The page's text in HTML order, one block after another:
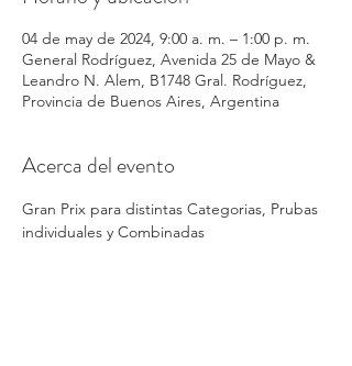
04 de may de 2024, 9:00 a. m. – 1:00 p. m.
General Rodríguez, Avenida 25 de Mayo &
Leandro N. Alem, B1748 Gral. Rodríguez,
Provincia de Buenos Aires, Argentina
Acerca del evento
Gran Prix para distintas Categorias, Prubas
individuales y Combinadas